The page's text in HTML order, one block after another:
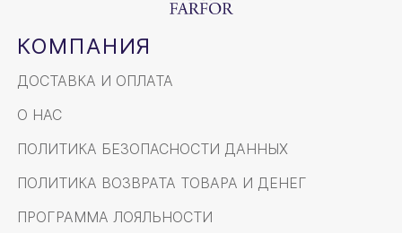
КОМПАНИЯ
ДОСТАВКА И ОПЛАТА
О НАС
ПОЛИТИКА БЕЗОПАСНОСТИ ДАННЫХ
ПОЛИТИКА ВОЗВРАТА ТОВАРА И ДЕНЕГ
ПРОГРАММА ЛОЯЛЬНОСТИ